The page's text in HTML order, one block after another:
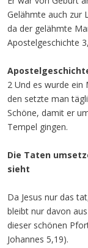
Gelähmte auch zur
da der gelähmte
Apostelgeschichte
2 Und es wurde
den setzte man
Schöne, damit er
Tempel gingen.
Die Taten
sieht
Da Jesus nur das
bleibt nur davon
dieser schönen
Johannes 5,19).